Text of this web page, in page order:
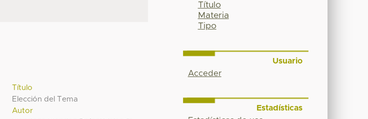
Título
Elección del Tema
Autor
Título
Materia
Tipo
Usuario
Acceder
Estadísticas